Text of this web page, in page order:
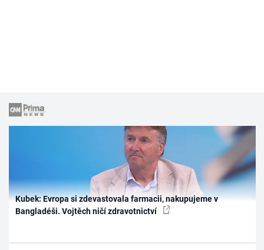
Kubek: Evropa si zdevastovala farmacii, nakupujeme v
Bangladéši. Vojtěch ničí zdravotnictví